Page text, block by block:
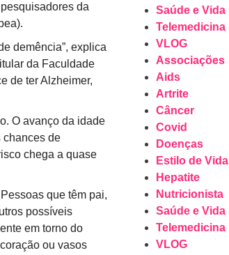
da
demência”, explica
da Faculdade
de ter Alzheimer,
O avanço da idade
chances de
chega a quase
que têm pai,
possíveis
em torno do
ou vasos
Saúde e Vida
Telemedicina
VLOG
Associações
Aids
Artrite
Câncer
Covid
Doenças
Estilo de Vida
Hepatite
Nutricionista
Saúde e Vida
Telemedicina
VLOG